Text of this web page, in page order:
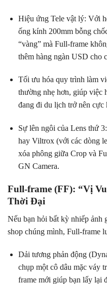
Hiệu ứng Tele vật lý: Với
ống kính 200mm bỗng
“vàng” mà Full-frame
thêm hàng ngàn USD cho
Tối ưu hóa quy trình làm
thường nhẹ hơn, giúp việc
đang đi du lịch trở nên cực
Sự lên ngôi của Lens thứ
hay Viltrox (với các dòng
xóa phông giữa Crop và
GN Camera.
Full-frame (FF): “Vị
Thời Đại
Nếu bạn hỏi bất kỳ nhiếp ảnh
shop chúng mình, Full-frame
Dải tương phản động
chụp một cô dâu mặc váy
frame mới giúp bạn lấy lại